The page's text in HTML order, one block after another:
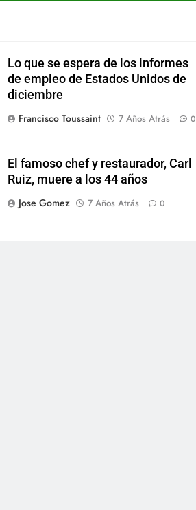
Lo que se espera de los informes
de empleo de Estados Unidos de
diciembre
Francisco Toussaint
7 Años Atrás 0
El famoso chef y restaurador, Carl
Ruiz, muere a los 44 años
Jose Gomez
7 Años Atrás 0